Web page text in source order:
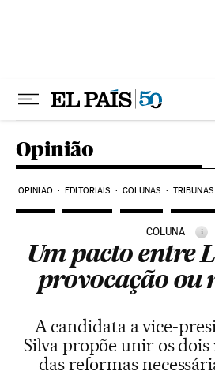
Opinião
OPINIÃO EDITORIAIS COLUNAS TRIBUNAS
COLUNA i
Um pacto entre
provocação ou
A candidata a vice-
Silva propõe unir os
das reformas